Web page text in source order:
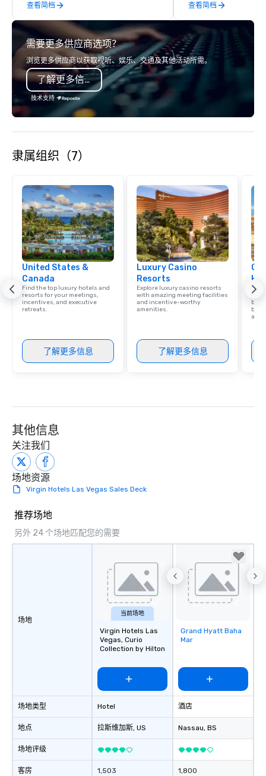
查看简档 查看简档
需要更多供应商选项？
浏览更多供应商以获取视听、娱乐、交通及其他活动所需。
了解更多信息
技术支持
隶属组织（7）
United States &
Canada
Find the top luxury hotels and
resorts for your meetings,
incentives, and executive
retreats.
了解更多信息
Luxury Casino
Resorts
Explore luxury casino resorts
with amazing meeting facilities
and incentive-worthy
amenities.
了解更多信息
by
and
其他信息
关注我们
场地资源
Virgin Hotels Las Vegas Sales Deck
推荐场地
另外 24 个场地匹配您的需要
场地
场地类型
地点
场地评级
客房
当前场地
Virgin Hotels Las
Vegas, Curio
Collection by Hilton
Hotel
拉斯维加斯, US
1,503
Removed from
favorites
Grand Hyatt Baha
Mar
酒店
Nassau, BS
1,800